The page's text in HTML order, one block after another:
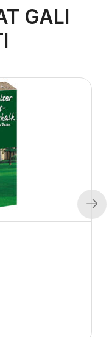
GALI
Next